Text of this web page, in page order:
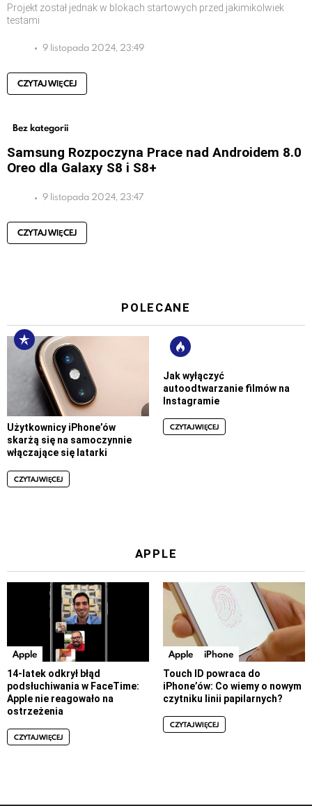
Projekt został jednak w blokach startowych przed jakimikolwiek
testami
9 listopada 2024, 23:49
CZYTAJ WIĘCEJ
Bez kategorii
Samsung Rozpoczyna Prace nad Androidem 8.0
Oreo dla Galaxy S8 i S8+
9 listopada 2024, 23:47
CZYTAJ WIĘCEJ
POLECANE
Użytkownicy iPhone’ów
skarżą się na samoczynnie
włączające się latarki
CZYTAJ WIĘCEJ
Jak wyłączyć
autoodtwarzanie filmów na
Instagramie
CZYTAJ WIĘCEJ
APPLE
Apple
14-latek odkrył błąd
podsłuchiwania w FaceTime:
Apple nie reagowało na
ostrzeżenia
CZYTAJ WIĘCEJ
Apple iPhone
Touch ID powraca do
iPhone’ów: Co wiemy o nowym
czytniku linii papilarnych?
CZYTAJ WIĘCEJ